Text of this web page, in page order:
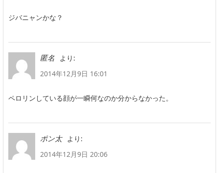
ジバニャンかな？
匿名
より:
2014年12月9日 16:01
ペロリンしている顔が一瞬何なのか分からなかった。
ポン太
より:
2014年12月9日 20:06